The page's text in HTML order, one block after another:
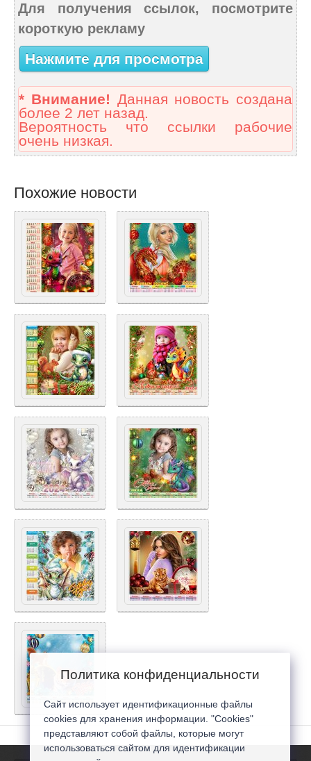
Для получения ссылок, посмотрите
короткую рекламу
Нажмите для просмотра
* Внимание! Данная новость создана
более 2 лет назад.
Вероятность что ссылки рабочие
очень низкая.
Похожие новости
Политика конфиденциальности
Сайт использует идентификационные файлы
cookies для хранения информации. "Cookies"
представляют собой файлы, которые могут
использоваться сайтом для идентификации